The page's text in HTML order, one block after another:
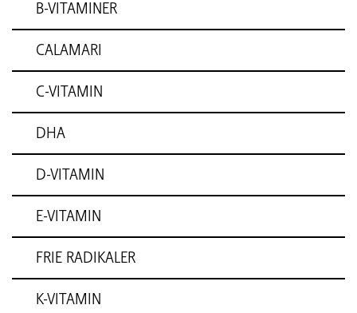
B-VITAMINER
CALAMARI
C-VITAMIN
DHA
D-VITAMIN
E-VITAMIN
FRIE RADIKALER
K-VITAMIN